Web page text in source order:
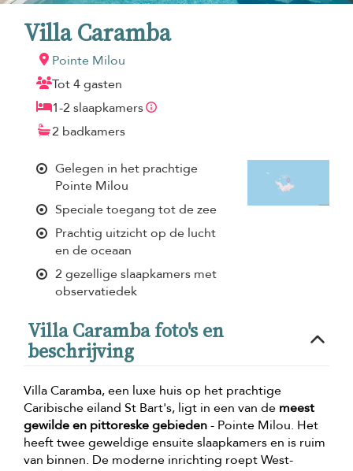
Villa Caramba
Pointe Milou
Tot 4 gasten
1-2 slaapkamers
2 badkamers
Gelegen in het prachtige
Pointe Milou
Speciale toegang tot de zee
Prachtig uitzicht op de lucht
en de oceaan
2 gezellige slaapkamers met
observatiedek
Villa Caramba foto's en
beschrijving
Villa Caramba, een luxe huis op het prachtige
Caribische eiland St Bart's, ligt in een van de meest
gewilde en pittoreske gebieden- Pointe Milou. Het
heeft twee geweldige ensuite slaapkamers en is ruim
van binnen. De moderne inrichting roept West-